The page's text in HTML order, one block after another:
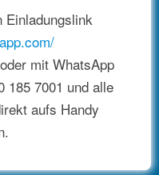
Einladungslink
mit WhatsApp
185 7001 und alle
aufs Handy